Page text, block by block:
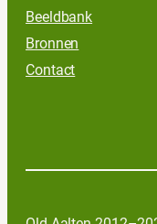
Beeldbank
Bronnen
Contact